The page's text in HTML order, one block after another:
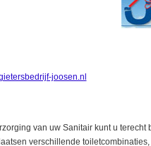
joosen.nl
van uw Sanitair kunt u terecht
verschillende